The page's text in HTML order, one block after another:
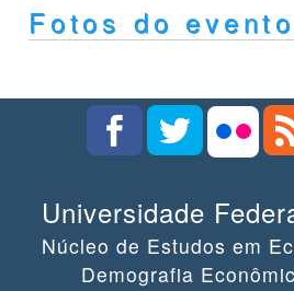
Fotos do evento
Universidade
Núcleo de Estudos em
Demografia